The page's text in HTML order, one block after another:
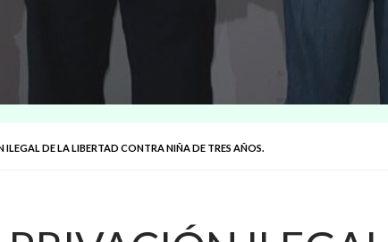
DE LA LIBERTAD CONTRA NIÑA DE TRES AÑOS.